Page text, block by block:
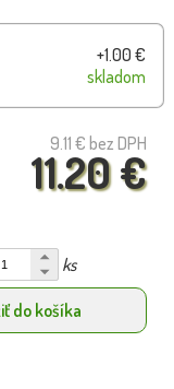
+1.00 €
skladom
9.11 € bez DPH
11.20 €
ks
do košíka